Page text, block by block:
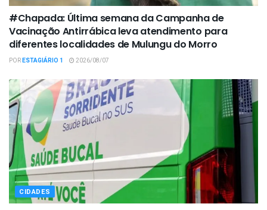
#Chapada: Última semana da Campanha de
Vacinação Antirrábica leva atendimento para
diferentes localidades de Mulungu do Morro
PORESTAGIÁRIO 1 2026/08/07
CIDADES